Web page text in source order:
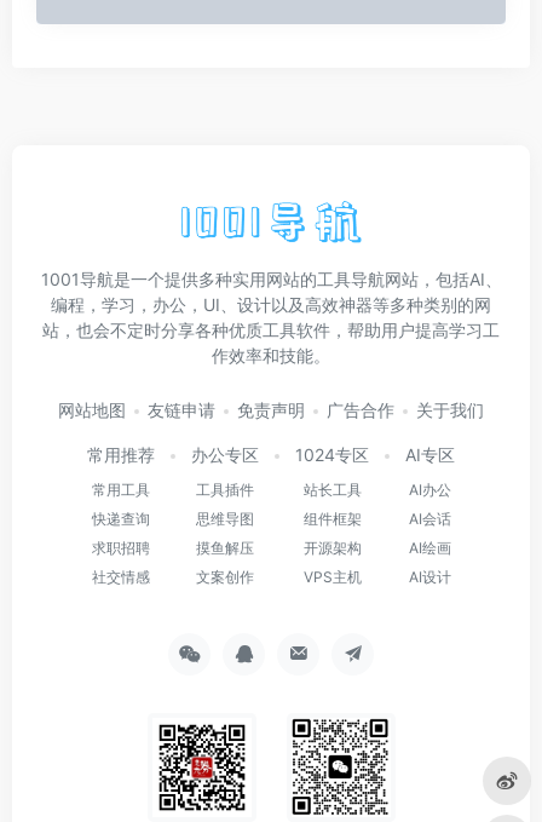
1001导航是一个提供多种实用网站的工具导航网站，包括AI、
编程，学习，办公，UI、设计以及高效神器等多种类别的网
站，也会不定时分享各种优质工具软件，帮助用户提高学习工
作效率和技能。
网站地图 友链申请 免责声明 广告合作 关于我们
常用推荐
常用工具
快递查询
求职招聘
社交情感
办公专区
工具插件
思维导图
摸鱼解压
文案创作
1024专区
站长工具
组件框架
开源架构
VPS主机
AI专区
AI办公
AI会话
AI绘画
AI设计